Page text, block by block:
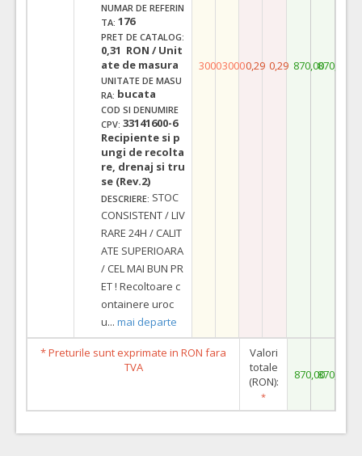
NUMAR DE REFERIN
TA: 176
PRET DE CATALOG:
0,31 RON / Unit
ate de masura
UNITATE DE MASU
RA: bucata
COD SI DENUMIRE
CPV: 33141600-6
Recipiente si p
ungi de recolta
re, drenaj si tru
se (Rev.2)
DESCRIERE: STOC
CONSISTENT / LIV
RARE 24H / CALIT
ATE SUPERIOARA
/ CEL MAI BUN PR
ET ! Recoltoare c
ontainere uroc
u... mai departe
300030000,29 0,29 870,00870,00
* Preturile sunt exprimate in RON fara
TVA
Valori
totale
(RON):
*
870,00870,00